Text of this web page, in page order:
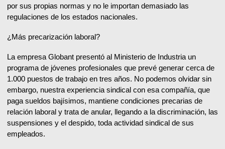
por sus propias normas y no le importan demasiado las
regulaciones de los estados nacionales.
¿Más precarización laboral?
La empresa Globant presentó al Ministerio de Industria un
programa de jóvenes profesionales que prevé generar cerca de
1.000 puestos de trabajo en tres años. No podemos olvidar sin
embargo, nuestra experiencia sindical con esa compañía, que
paga sueldos bajísimos, mantiene condiciones precarias de
relación laboral y trata de anular, llegando a la discriminación, las
suspensiones y el despido, toda actividad sindical de sus
empleados.